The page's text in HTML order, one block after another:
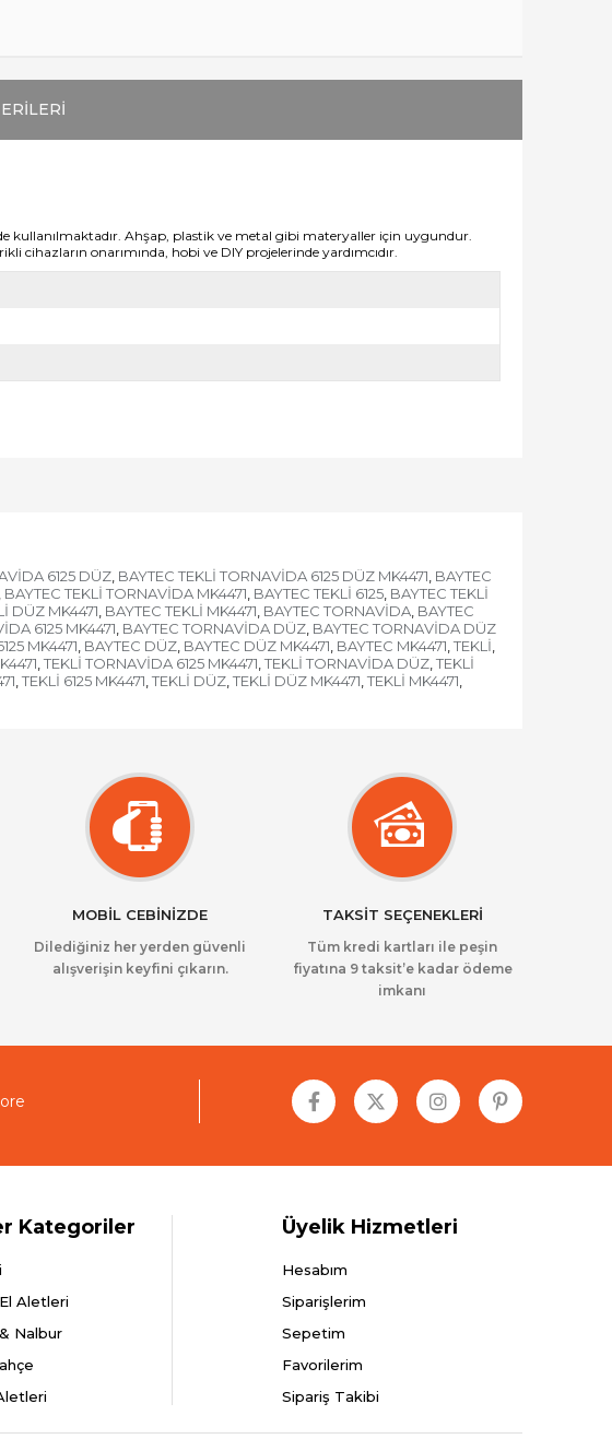
kullanılmaktadır. Ahşap, plastik ve metal gibi materyaller için uygundur.
onarımında, hobi ve DIY projelerinde yardımcıdır.
6125 DÜZ, BAYTEC TEKLİ TORNAVİDA 6125 DÜZ MK4471, BAYTEC
, BAYTEC TEKLİ TORNAVİDA MK4471, BAYTEC TEKLİ 6125, BAYTEC TEKLİ
DÜZ MK4471, BAYTEC TEKLİ MK4471, BAYTEC TORNAVİDA, BAYTEC
6125 MK4471, BAYTEC TORNAVİDA DÜZ, BAYTEC TORNAVİDA DÜZ
MK4471, BAYTEC DÜZ, BAYTEC DÜZ MK4471, BAYTEC MK4471, TEKLİ,
, TEKLİ TORNAVİDA 6125 MK4471, TEKLİ TORNAVİDA DÜZ, TEKLİ
, TEKLİ 6125 MK4471, TEKLİ DÜZ, TEKLİ DÜZ MK4471, TEKLİ MK4471,
MOBİL CEBİNİZDE
Dilediğiniz her yerden güvenli
alışverişin keyfini çıkarın.
TAKSİT SEÇENEKLERİ
Tüm kredi kartları ile peşin
fiyatına 9 taksit’e kadar ödeme
imkanı
Kategoriler
Aletleri
Nalbur
Üyelik Hizmetleri
Hesabım
Siparişlerim
Sepetim
Favorilerim
Sipariş Takibi